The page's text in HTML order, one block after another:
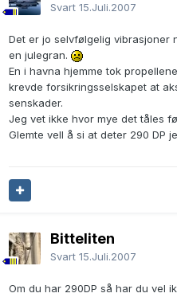
Svart 15.Juli.2007
Det er jo selvfølgelig vibrasjoner
en julegran.
En i havna hjemme tok
krevde forsikringsselskapet at
senskader.
Jeg vet ikke hvor mye det tåles
Glemte vell å si at deter 290 DP
Bitteliten
Svart 15.Juli.2007
Om du har 290DP så har du vel